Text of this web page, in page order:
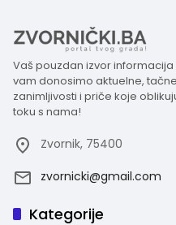
Vaš pouzdan izvor
vam donosimo aktuelne,
zanimljivosti i priče koje
toku s nama!
Zvornik, 75400
zvornicki@gmail.com
Kategorije